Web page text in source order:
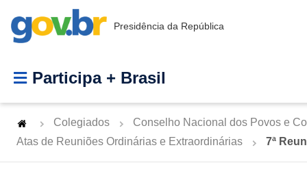
Presidência da República
Participa + Brasil
Colegiados
Conselho Nacional dos Povos e
Atas de Reuniões Ordinárias e Extraordinárias
7ª